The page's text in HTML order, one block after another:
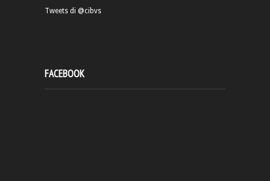
Tweets di @cibvs
FACEBOOK